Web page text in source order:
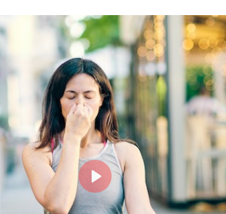
Play
Login
email MindBody (quello che
le lezioni su